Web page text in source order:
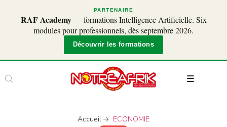
PARTENAIRE
RAF Academy— formations Intelligence Artificielle. Six
modules pour professionnels, dès septembre 2026.
Découvrir les formations
Accueil ECONOMIE